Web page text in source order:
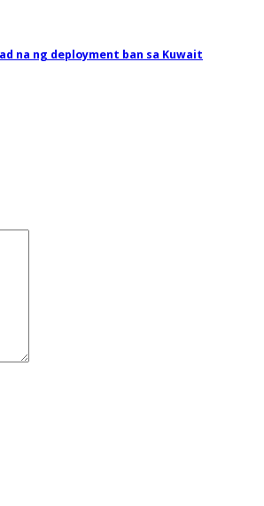
na ng deployment ban sa Kuwait